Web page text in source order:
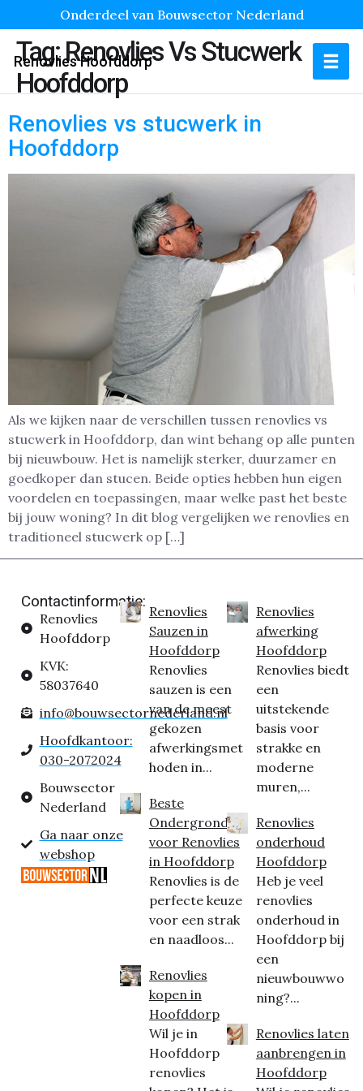
Onderdeel van Bouwsector Nederland
Renovlies Hoofddorp
Tag:Renovlies Vs Stucwerk
Hoofddorp
Renovlies vs stucwerk in
Hoofddorp
Als we kijken naar de verschillen tussen renovlies vs
stucwerk in Hoofddorp, dan wint behang op alle punten
bij nieuwbouw. Het is namelijk sterker, duurzamer en
goedkoper dan stucen. Beide opties hebben hun eigen
voordelen en toepassingen, maar welke past het beste
bij jouw woning? In dit blog vergelijken we renovlies en
traditioneel stucwerk op […]
Contactinformatie:
Renovlies
Hoofddorp
KVK:
58037640
info@bouwsectornederland.nl
Hoofdkantoor:
030-2072024
Bouwsector
Nederland
Ga naar onze
webshop
Renovlies
Sauzen in
Hoofddorp
Renovlies
sauzen is een
van de meest
gekozen
afwerkingsmet
hoden in...
Beste
Ondergrond
voor Renovlies
in Hoofddorp
Renovlies is de
perfecte keuze
voor een strak
en naadloos...
Renovlies
kopen in
Hoofddorp
Wil je in
Hoofddorp
renovlies
Renovlies
afwerking
Hoofddorp
Renovlies biedt
een
uitstekende
basis voor
strakke en
moderne
muren,...
Renovlies
onderhoud
Hoofddorp
Heb je veel
renovlies
onderhoud in
Hoofddorp bij
een
nieuwbouwwo
ning?...
Renovlies laten
aanbrengen in
Hoofddorp